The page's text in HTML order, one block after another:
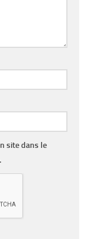
site dans le